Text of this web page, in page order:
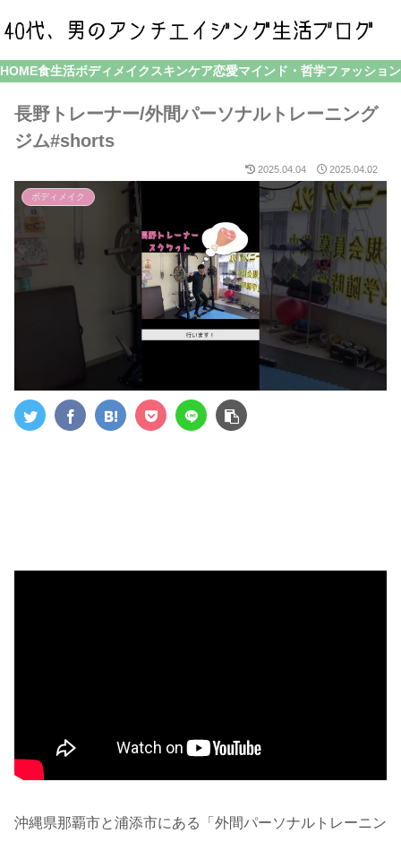
HOME食生活ボディメイク スキンケア恋愛マインド・哲学ファッション
長野トレーナー/外間パーソナルトレーニング
ジム#shorts
2025.04.04 2025.04.02
ボディメイク
沖縄県那覇市と浦添市にある「外間パーソナルトレーニン